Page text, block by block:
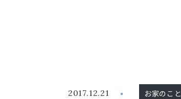
2017.12.21 お家のこと